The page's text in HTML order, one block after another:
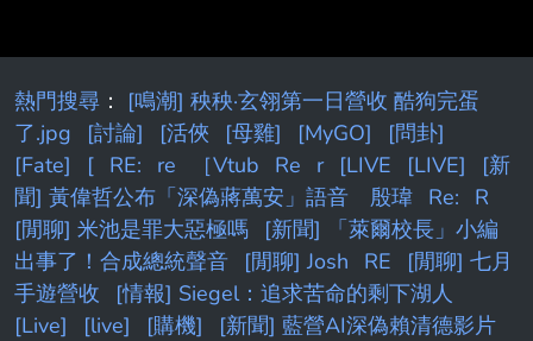
熱門搜尋 ： [鳴潮] 秧秧·玄翎第一日營收 酷狗完蛋
了.jpg
[討論] [活俠 [母雞] [MyGO]
[問卦]
[Fate]
[ RE: re ［Vtub Re r [LIVE [LIVE]
[新
聞] 黃偉哲公布「深偽蔣萬安」語音 殷瑋 Re:
R
[閒聊] 米池是罪大惡極嗎
[新聞] 「萊爾校長」小編
出事了！合成總統聲音
[閒聊] Josh RE
[閒聊] 七月
手遊營收
[情報] Siegel：追求苦命的剩下湖人
[Live]
[live] [購機]
[新聞] 藍營AI深偽賴清德影片